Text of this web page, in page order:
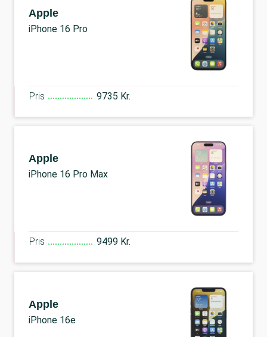
Apple
iPhone 16 Pro
Pris 9735 Kr.
Apple
iPhone 16 Pro Max
Pris 9499 Kr.
Apple
iPhone 16e